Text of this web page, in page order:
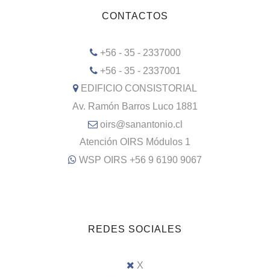
CONTACTOS
+56 - 35 - 2337000
+56 - 35 - 2337001
EDIFICIO CONSISTORIAL
Av. Ramón Barros Luco 1881
oirs@sanantonio.cl
Atención OIRS Módulos 1
WSP OIRS +56 9 6190 9067
REDES SOCIALES
X